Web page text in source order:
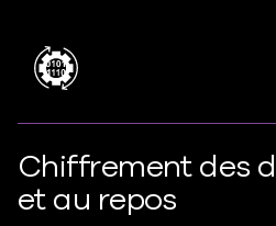
Chiffrement des
et au repos